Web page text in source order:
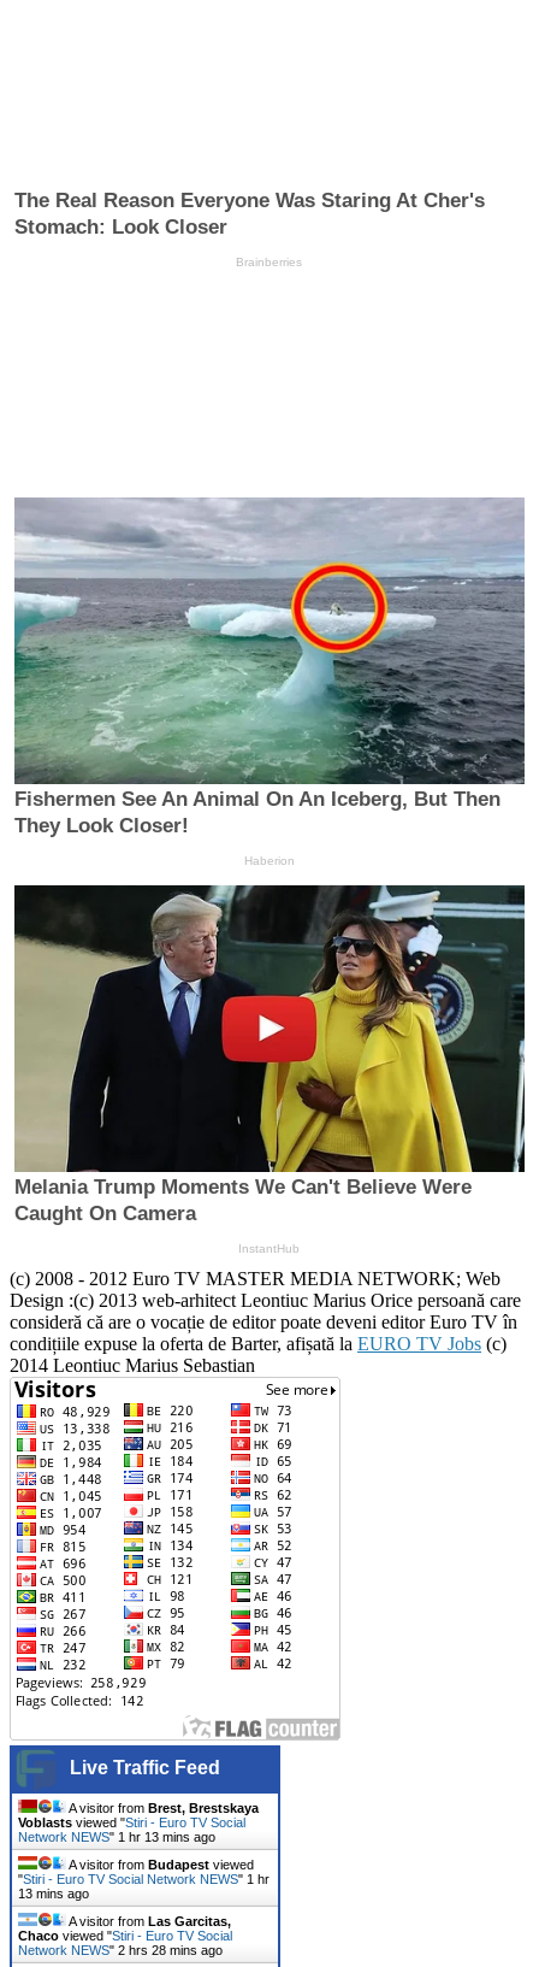
(c) 2008 - 2012 Euro TV MASTER MEDIA NETWORK; Web
Design :(c) 2013 web-arhitect Leontiuc Marius Orice persoană care
consideră că are o vocație de editor poate deveni editor Euro TV în
condițiile expuse la oferta de Barter, afișată la EURO TV Jobs (c)
2014 Leontiuc Marius Sebastian
Live Traffic Feed
A visitor from Brest, Brestskaya
Voblasts viewed "Stiri - Euro TV Social
Network NEWS" 1 hr 13 mins ago
A visitor from Budapest viewed
"Stiri - Euro TV Social Network NEWS" 1 hr
13 mins ago
A visitor from Las Garcitas,
Chaco viewed "Stiri - Euro TV Social
Network NEWS" 2 hrs 28 mins ago